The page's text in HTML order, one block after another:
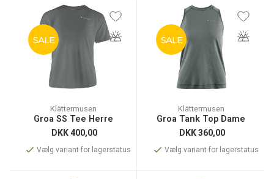
SALE
Klättermusen
Groa SS Tee Herre
DKK400,00
Vælg variant for lagerstatus
SALE
Klättermusen
Groa Tank Top Dame
DKK360,00
Vælg variant for lagerstatus